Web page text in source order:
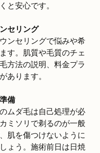
と安心です。
セリング
ンセリングで悩みや希
す。肌質や毛質のチェ
方法の説明、料金プラ
あります。
備
ムダ毛は自己処理が必
ミソリで剃るのが一般
肌を傷つけないように
ょう。施術前日は日焼